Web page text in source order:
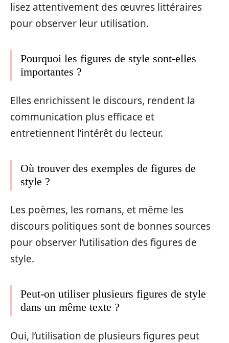
lisez attentivement des œuvres littéraires
pour observer leur utilisation.
Pourquoi les figures de style sont-elles
importantes ?
Elles enrichissent le discours, rendent la
communication plus efficace et
entretiennent l’intérêt du lecteur.
Où trouver des exemples de figures de
style ?
Les poèmes, les romans, et même les
discours politiques sont de bonnes sources
pour observer l’utilisation des figures de
style.
Peut-on utiliser plusieurs figures de style
dans un même texte ?
Oui, l’utilisation de plusieurs figures peut